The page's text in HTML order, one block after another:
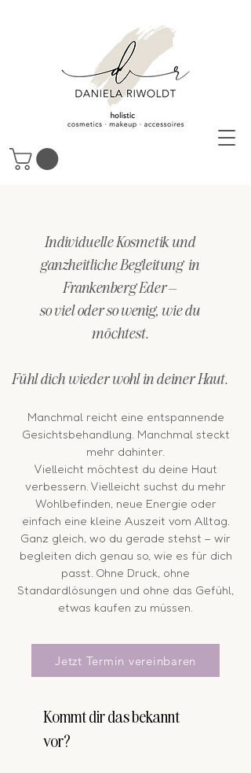
Individuelle Kosmetik und
ganzheitliche Begleitung in
Frankenberg Eder–
so viel oder so wenig, wie du
möchtest.
Fühl dich wieder wohl in deiner Haut.
Manchmal reicht eine entspannende
Gesichtsbehandlung. Manchmal steckt
mehr dahinter.
Vielleicht möchtest du deine Haut
verbessern. Vielleicht suchst du mehr
Wohlbefinden, neue Energie oder
einfach eine kleine Auszeit vom Alltag.
Ganz gleich, wo du gerade stehst – wir
begleiten dich genau so, wie es für dich
passt. Ohne Druck, ohne
Standardlösungen und ohne das Gefühl,
etwas kaufen zu müssen.
Jetzt Termin vereinbaren
Kommt dir das bekannt
vor?